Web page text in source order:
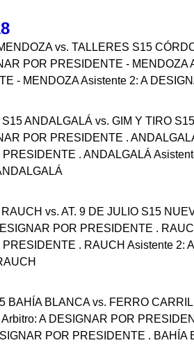
vs. TALLERES S15
POR PRESIDENTE - MENDOZA
- MENDOZA Asistente 2: A
ANDALGALÁ vs. GIM Y TIRO
POR PRESIDENTE .
. ANDALGALÁ
vs. AT. 9 DE JULIO S15
POR PRESIDENTE .
. RAUCH Asistente 2:
BAHÍA BLANCA vs. FERRO
A DESIGNAR POR
POR PRESIDENTE . BAHÍA